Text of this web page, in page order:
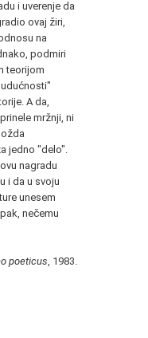
i uverenje da
ovaj žiri,
na
podmiri
teorijom
A da,
mržnji, ni
jedno "delo".
nagradu
i da u svoju
unesem
nečemu
poeticus , 1983.